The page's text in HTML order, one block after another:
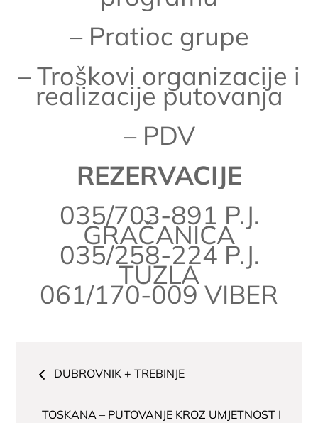
– Pratioc grupe
– Troškovi organizacije i
realizacije putovanja
– PDV
REZERVACIJE
035/703-891 P.J.
GRAČANICA
035/258-224 P.J.
TUZLA
061/170-009 VIBER
Navigacija
članaka
DUBROVNIK + TREBINJE
TOSKANA – PUTOVANJE KROZ UMJETNOST I